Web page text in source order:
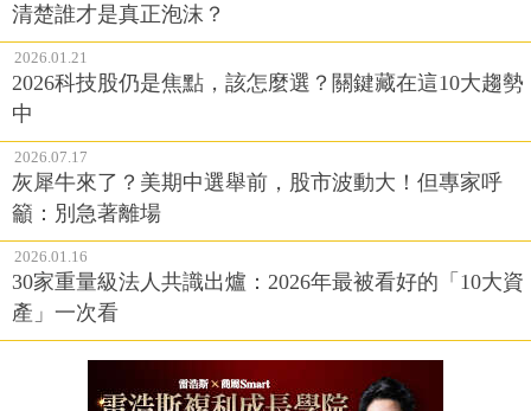
清楚誰才是真正泡沫？
2026.01.21
2026科技股仍是焦點，該怎麼選？關鍵藏在這10大趨勢
中
2026.07.17
灰犀牛來了？美期中選舉前，股市波動大！但專家呼
籲：別急著離場
2026.01.16
30家重量級法人共識出爐：2026年最被看好的「10大資
產」一次看